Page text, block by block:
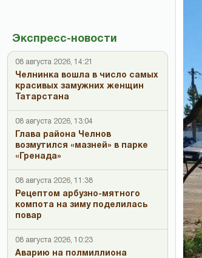
Экспресс-новости
08 августа 2026, 14:21
Челнинка вошла в число самых
красивых замужних женщин
Татарстана
08 августа 2026, 13:04
Глава района Челнов
возмутился «мазней» в парке
«Гренада»
08 августа 2026, 11:38
Рецептом арбузно-мятного
компота на зиму поделилась
повар
08 августа 2026, 10:23
Аварию на полмиллиона